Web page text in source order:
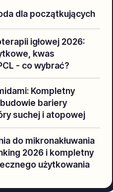
dla początkujących
igłowej 2026:
kwas
- co wybrać?
Kompletny
bariery
suchej i atopowej
do mikronakłuwania
2026 i kompletny
użytkowania